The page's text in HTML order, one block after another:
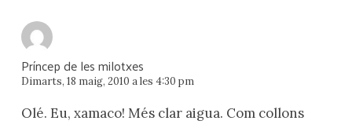
Príncep de les milotxes
Dimarts, 18 maig, 2010 a les 4:30 pm
Olé. Eu, xamaco! Més clar aigua. Com collons